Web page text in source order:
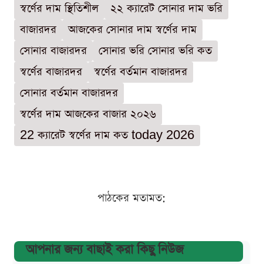
স্বর্ণের দাম স্থিতিশীল
২২ ক্যারেট সোনার দাম ভরি
বাজারদর
আজকের সোনার দাম স্বর্ণের দাম
সোনার বাজারদর
সোনার ভরি সোনার ভরি কত
স্বর্ণের বাজারদর
স্বর্ণের বর্তমান বাজারদর
সোনার বর্তমান বাজারদর
স্বর্ণের দাম আজকের বাজার ২০২৬
22 ক্যারেট স্বর্ণের দাম কত today 2026
পাঠকের মতামত:
আপনার জন্য বাছাই করা কিছু নিউজ